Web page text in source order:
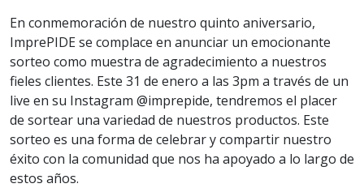
En conmemoración de nuestro quinto aniversario,
ImprePIDE se complace en anunciar un emocionante
sorteo como muestra de agradecimiento a nuestros
fieles clientes. Este 31 de enero a las 3pm a través de un
live en su Instagram @imprepide, tendremos el placer
de sortear una variedad de nuestros productos. Este
sorteo es una forma de celebrar y compartir nuestro
éxito con la comunidad que nos ha apoyado a lo largo de
estos años.